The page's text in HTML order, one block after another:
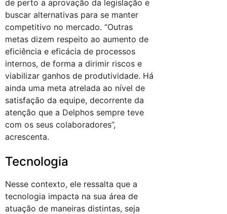
de perto a aprovação da legislação e
buscar alternativas para se manter
competitivo no mercado. “Outras
metas dizem respeito ao aumento de
eficiência e eficácia de processos
internos, de forma a dirimir riscos e
viabilizar ganhos de produtividade. Há
ainda uma meta atrelada ao nível de
satisfação da equipe, decorrente da
atenção que a Delphos sempre teve
com os seus colaboradores”,
acrescenta.
Tecnologia
Nesse contexto, ele ressalta que a
tecnologia impacta na sua área de
atuação de maneiras distintas, seja